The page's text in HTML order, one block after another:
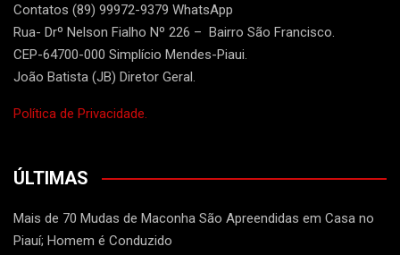
Contatos (89) 99972-9379 WhatsApp
Rua- Drº Nelson Fialho Nº 226 – Bairro São Francisco.
CEP-64700-000 Simplício Mendes-Piaui.
João Batista (JB) Diretor Geral.
Política de Privacidade.
ÚLTIMAS
Mais de 70 Mudas de Maconha São Apreendidas em Casa no
Piauí; Homem é Conduzido